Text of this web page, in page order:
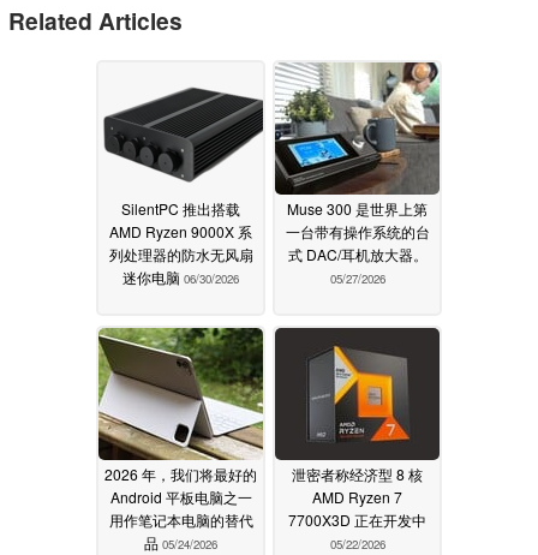
Related Articles
SilentPC 推出搭载
AMD Ryzen 9000X 系
列处理器的防水无风扇
迷你电脑 06/30/2026
Muse 300 是世界上第
一台带有操作系统的台
式 DAC/耳机放大器。
05/27/2026
2026 年，我们将最好的
Android 平板电脑之一
用作笔记本电脑的替代
品 05/24/2026
泄密者称经济型 8 核
AMD Ryzen 7
7700X3D 正在开发中
05/22/2026